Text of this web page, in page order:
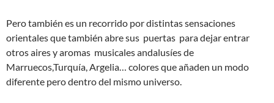
Pero también es un recorrido por distintas sensaciones
orientales que también abre sus puertas para dejar entrar
otros aires y aromas musicales andalusíes de
Marruecos,Turquía, Argelia… colores que añaden un modo
diferente pero dentro del mismo universo.